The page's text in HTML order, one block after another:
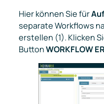
Hier können Sie für
separate Workflows
erstellen (1). Klicken
ButtonWORKFLOW